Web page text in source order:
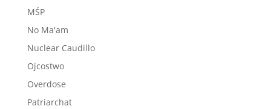
MŚP
No Ma'am
Nuclear Caudillo
Ojcostwo
Overdose
Patriarchat